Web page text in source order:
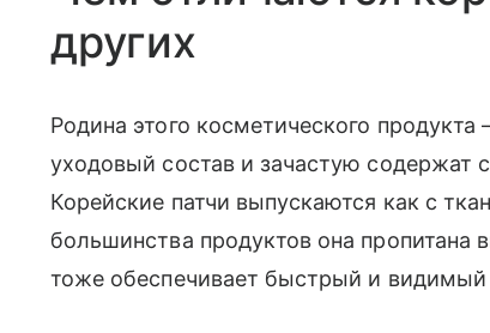
других
Родина этого косметического
уходовый состав и зачастую содержат
Корейские патчи выпускаются как с
большинства продуктов она пропитана
тоже обеспечивает быстрый и видимый